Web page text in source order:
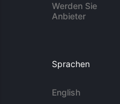
Werden Sie
Anbieter
Sprachen
English